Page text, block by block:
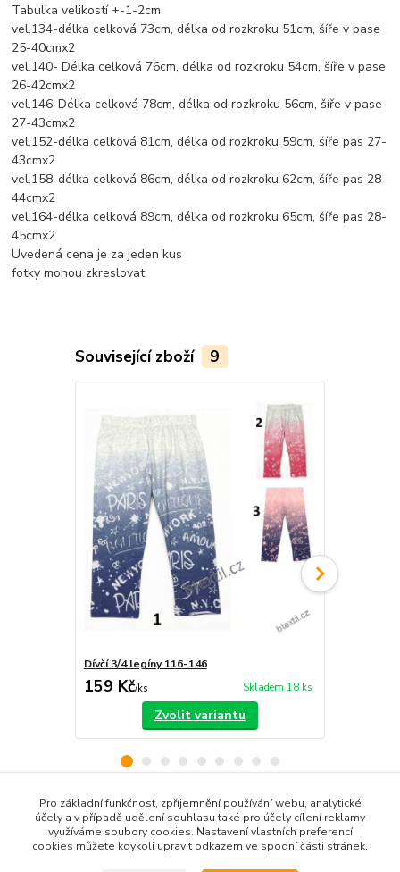
Tabulka velikostí +-1-2cm
vel.134-délka celková 73cm, délka od rozkroku 51cm, šíře v pase
25-40cmx2
vel.140- Délka celková 76cm, délka od rozkroku 54cm, šíře v pase
26-42cmx2
vel.146-Délka celková 78cm, délka od rozkroku 56cm, šíře v pase
27-43cmx2
vel.152-délka celková 81cm, délka od rozkroku 59cm, šíře pas 27-
43cmx2
vel.158-délka celková 86cm, délka od rozkroku 62cm, šíře pas 28-
44cmx2
vel.164-délka celková 89cm, délka od rozkroku 65cm, šíře pas 28-
45cmx2
Uvedená cena je za jeden kus
fotky mohou zkreslovat
Související zboží 9
Dívčí 3/4 legíny 116-146
159 Kč/ks Skladem 18 ks
Zvolit variantu
Zboží zařazeno v kategoriích
Dětské oblečení
Pro základní funkčnost, zpříjemnění používání webu, analytické
účely a v případě udělení souhlasu také pro účely cílení reklamy
využíváme soubory cookies. Nastavení vlastních preferencí
cookies můžete kdykoli upravit odkazem ve spodní části stránek.